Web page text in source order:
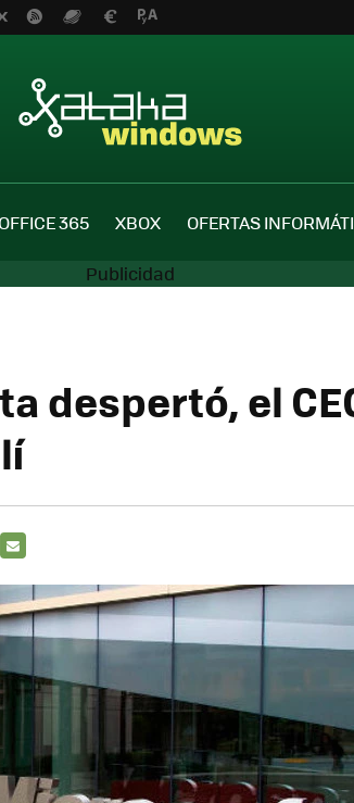
OFFICE 365 XBOX OFERTAS
despertó, el
MAIL